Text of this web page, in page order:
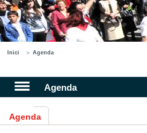
Inici Agenda
Agenda
Agenda